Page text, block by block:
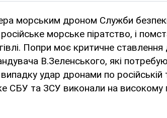
морським дроном Служби
морське піратство, і
Попри моє критичне
В.Зеленського, які
удар дронами по російській
СБУ та ЗСУ виконали на високому